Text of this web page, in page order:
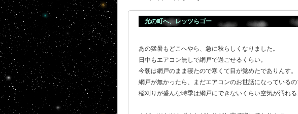
光の町へ、レッツらゴー
あの猛暑もどこへやら、急に秋らしくなりました。
日中もエアコン無しで網戸で過ごせるくらい。
今朝は網戸のまま寝たので寒くて目が覚めたでありんす。
網戸が無かったら、まだエアコンのお世話になっているの
稲刈りが盛んな時季は網戸にできないくらい空気が汚れる